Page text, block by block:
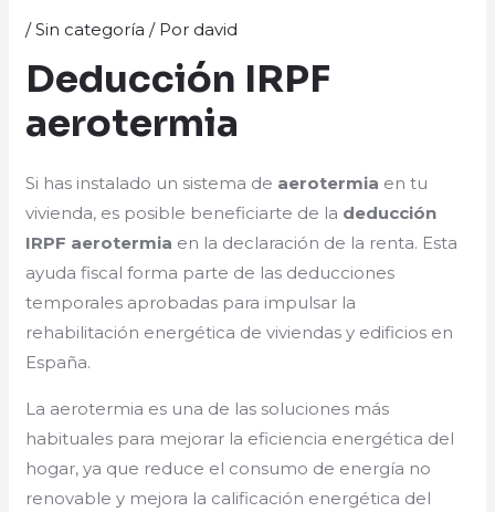
/Sin categoría / Por david
Deducción IRPF
aerotermia
Si has instalado un sistema de aerotermia en tu
vivienda, es posible beneficiarte de la deducción
IRPF aerotermia en la declaración de la renta. Esta
ayuda fiscal forma parte de las deducciones
temporales aprobadas para impulsar la
rehabilitación energética de viviendas y edificios en
España.
La aerotermia es una de las soluciones más
habituales para mejorar la eficiencia energética del
hogar, ya que reduce el consumo de energía no
renovable y mejora la calificación energética del